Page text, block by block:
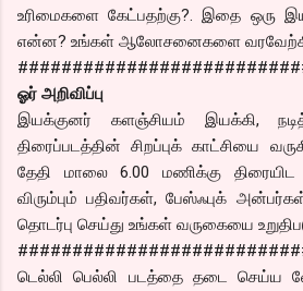
உரிமைகளை கேட்பதற்கு?. இதை ஒரு
என்ன? உங்கள் ஆலோசனைகளை
ஓர் அறிவிப்பு
இயக்குனர் களஞ்சியம் இயக்கி,
திரைப்படத்தின் சிறப்புக் காட்சியை
தேதி மாலை 6.00 மணிக்கு திரையிட
விரும்பும் பதிவர்கள், பேஸ்ஃபுக்
தொடர்பு செய்து உங்கள் வருகையை
டெல்லி பெல்லி படத்தை தடை செய்ய